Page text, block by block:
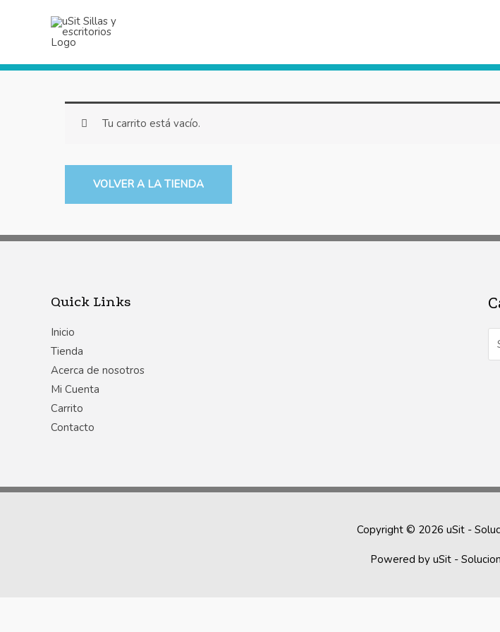
Tu carrito está vacío.
VOLVER A LA TIENDA
Quick Links
Inicio
Tienda
Acerca de nosotros
Mi Cuenta
Carrito
Contacto
Copyright © 2026 uSit -
Powered by uSit -